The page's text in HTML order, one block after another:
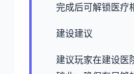
完成后可解锁医疗
建设建议
建议玩家在建设医